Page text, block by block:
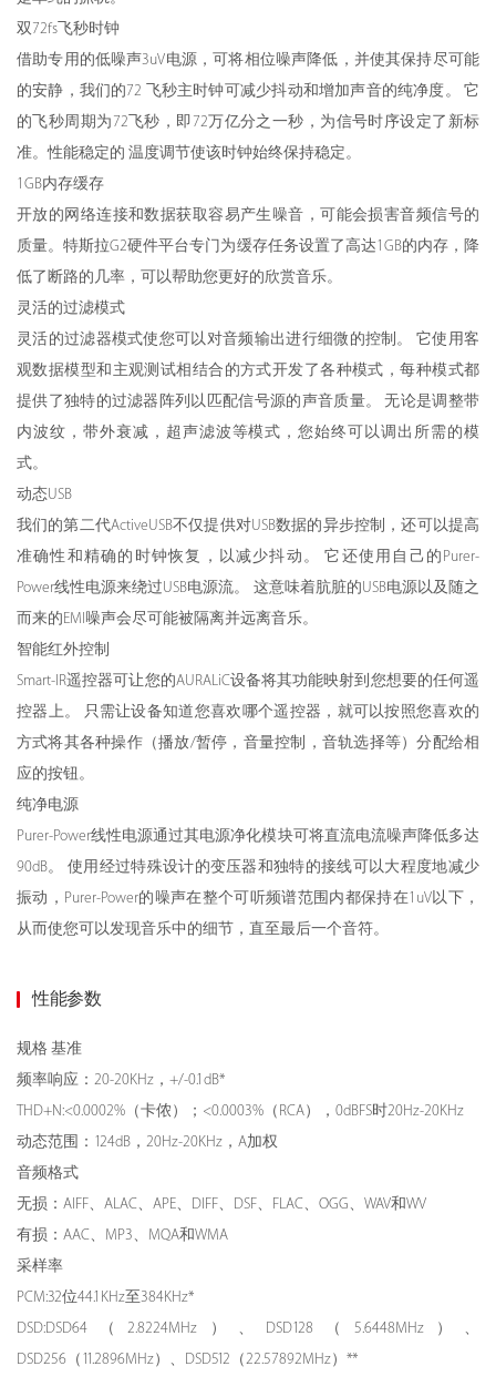
双72fs飞秒时钟
借助专用的低噪声3uV电源，可将相位噪声降低，并使其保持尽可能
的安静，我们的72 飞秒主时钟可减少抖动和增加声音的纯净度。 它
的飞秒周期为72飞秒，即72万亿分之一秒，为信号时序设定了新标
准。性能稳定的 温度调节使该时钟始终保持稳定。
1GB内存缓存
开放的网络连接和数据获取容易产生噪音，可能会损害音频信号的
质量。特斯拉G2硬件平台专门为缓存任务设置了高达1GB的内存，降
低了断路的几率，可以帮助您更好的欣赏音乐。
灵活的过滤模式
灵活的过滤器模式使您可以对音频输出进行细微的控制。 它使用客
观数据模型和主观测试相结合的方式开发了各种模式，每种模式都
提供了独特的过滤器阵列以匹配信号源的声音质量。 无论是调整带
内波纹，带外衰减，超声滤波等模式，您始终可以调出所需的模
式。
动态USB
我们的第二代ActiveUSB不仅提供对USB数据的异步控制，还可以提高
准确性和精确的时钟恢复，以减少抖动。 它还使用自己的Purer-
Power线性电源来绕过USB电源流。 这意味着肮脏的USB电源以及随之
而来的EMI噪声会尽可能被隔离并远离音乐。
智能红外控制
Smart-IR遥控器可让您的AURALiC设备将其功能映射到您想要的任何遥
控器上。 只需让设备知道您喜欢哪个遥控器，就可以按照您喜欢的
方式将其各种操作（播放/暂停，音量控制，音轨选择等）分配给相
应的按钮。
纯净电源
Purer-Power线性电源通过其电源净化模块可将直流电流噪声降低多达
90dB。 使用经过特殊设计的变压器和独特的接线可以大程度地减少
振动，Purer-Power的噪声在整个可听频谱范围内都保持在1uV以下，
从而使您可以发现音乐中的细节，直至最后一个音符。
性能参数
规格 基准
频率响应：20-20KHz，+/-0.1dB*
THD+N:<0.0002%（卡侬）；<0.0003%（RCA），0dBFS时20Hz-20KHz
动态范围：124dB，20Hz-20KHz，A加权
音频格式
无损：AIFF、ALAC、APE、DIFF、DSF、FLAC、OGG、WAV和WV
有损：AAC、MP3、MQA和WMA
采样率
PCM:32位44.1KHz至384KHz*
DSD:DSD64（2.8224MHz）、DSD128（5.6448MHz）、
DSD256（11.2896MHz）、DSD512（22.57892MHz）**